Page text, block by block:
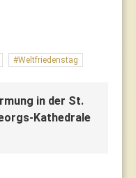
Weltfriedenstag
in der St.
Kathedrale